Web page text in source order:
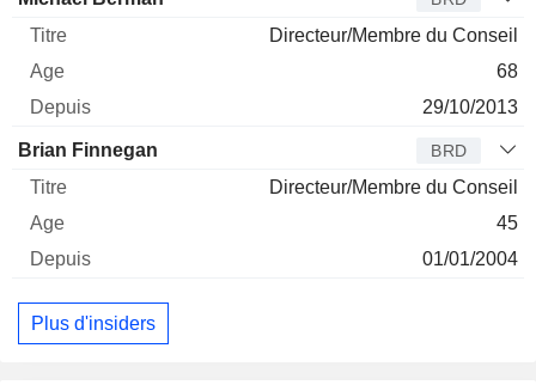
Directeur/Membre du Conseil
68
29/10/2013
Brian Finnegan BRD
Directeur/Membre du Conseil
45
01/01/2004
Plus d'insiders